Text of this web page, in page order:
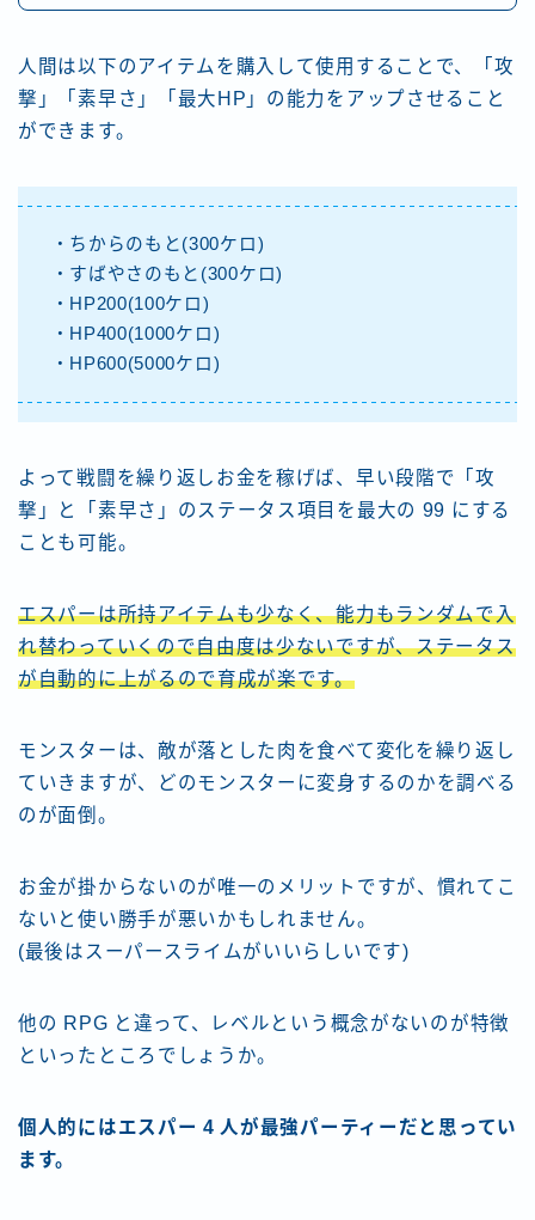
人間は以下のアイテムを購入して使用することで、「攻
撃」「素早さ」「最大HP」の能力をアップさせること
ができます。
・ちからのもと(300ケロ)
・すばやさのもと(300ケロ)
・HP200(100ケロ)
・HP400(1000ケロ)
・HP600(5000ケロ)
よって戦闘を繰り返しお金を稼げば、早い段階で「攻
撃」と「素早さ」のステータス項目を最大の 99 にする
ことも可能。
エスパーは所持アイテムも少なく、能力もランダムで入
れ替わっていくので自由度は少ないですが、ステータス
が自動的に上がるので育成が楽です。
モンスターは、敵が落とした肉を食べて変化を繰り返し
ていきますが、どのモンスターに変身するのかを調べる
のが面倒。
お金が掛からないのが唯一のメリットですが、慣れてこ
ないと使い勝手が悪いかもしれません。
(最後はスーパースライムがいいらしいです)
他の RPG と違って、レベルという概念がないのが特徴
といったところでしょうか。
個人的にはエスパー 4 人が最強パーティーだと思ってい
ます。